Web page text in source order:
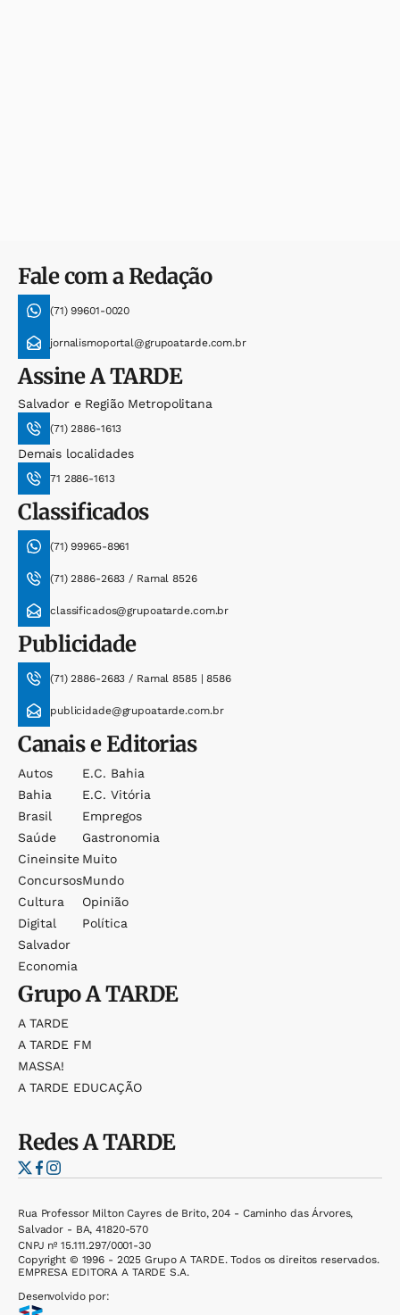
Fale com a Redação
(71) 99601-0020
jornalismoportal@grupoatarde.com.br
AssineA TARDE
Salvador e Região Metropolitana
(71) 2886-1613
Demais localidades
71 2886-1613
Classificados
(71) 99965-8961
(71) 2886-2683 / Ramal 8526
classificados@grupoatarde.com.br
Publicidade
(71) 2886-2683 / Ramal 8585 | 8586
publicidade@grupoatarde.com.br
Canais e Editorias
Autos
Bahia
Brasil
Saúde
Cineinsite
Concursos
Cultura
Digital
Salvador
Economia
E.c. Bahia
E.c. Vitória
Empregos
Gastronomia
Muito
Mundo
Opinião
Política
GrupoA TARDE
A TARDE
A TARDE FM
MASSA!
A TARDE EDUCAÇÃO
RedesA TARDE
Rua Professor Milton Cayres de Brito, 204 - Caminho das Árvores,
Salvador - BA, 41820-570
CNPJ nº 15.111.297/0001-30
Copyright © 1996 - 2025 Grupo A TARDE. Todos os direitos reservados.
EMPRESA EDITORA A TARDE S.A.
Desenvolvido por: